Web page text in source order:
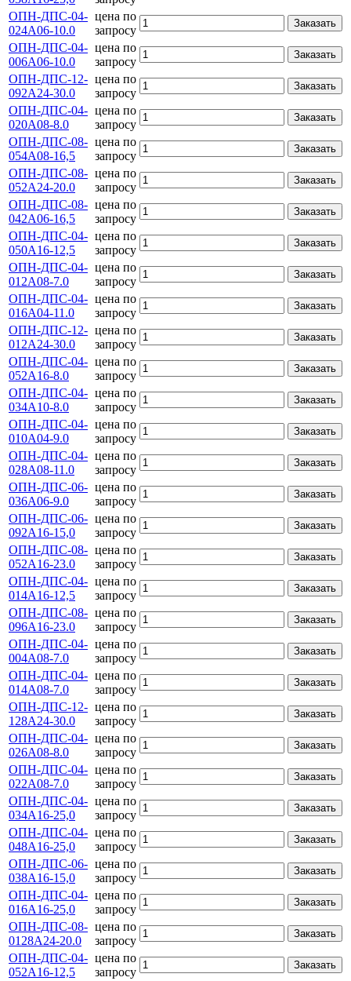
ОПН-ДПС-04-
024А06-10.0
цена по
запросу
Заказать
ОПН-ДПС-04-
006А06-10.0
цена по
запросу
Заказать
ОПН-ДПС-12-
092А24-30.0
цена по
запросу
Заказать
ОПН-ДПС-04-
020А08-8.0
цена по
запросу
Заказать
ОПН-ДПС-08-
054А08-16,5
цена по
запросу
Заказать
ОПН-ДПС-08-
052А24-20.0
цена по
запросу
Заказать
ОПН-ДПС-08-
042А06-16,5
цена по
запросу
Заказать
ОПН-ДПС-04-
050А16-12,5
цена по
запросу
Заказать
ОПН-ДПС-04-
012А08-7.0
цена по
запросу
Заказать
ОПН-ДПС-04-
016А04-11.0
цена по
запросу
Заказать
ОПН-ДПС-12-
012А24-30.0
цена по
запросу
Заказать
ОПН-ДПС-04-
052А16-8.0
цена по
запросу
Заказать
ОПН-ДПС-04-
034А10-8.0
цена по
запросу
Заказать
ОПН-ДПС-04-
010А04-9.0
цена по
запросу
Заказать
ОПН-ДПС-04-
028А08-11.0
цена по
запросу
Заказать
ОПН-ДПС-06-
036А06-9.0
цена по
запросу
Заказать
ОПН-ДПС-06-
092А16-15,0
цена по
запросу
Заказать
ОПН-ДПС-08-
052А16-23.0
цена по
запросу
Заказать
ОПН-ДПС-04-
014А16-12,5
цена по
запросу
Заказать
ОПН-ДПС-08-
096А16-23.0
цена по
запросу
Заказать
ОПН-ДПС-04-
004А08-7.0
цена по
запросу
Заказать
ОПН-ДПС-04-
014А08-7.0
цена по
запросу
Заказать
ОПН-ДПС-12-
128А24-30.0
цена по
запросу
Заказать
ОПН-ДПС-04-
026А08-8.0
цена по
запросу
Заказать
ОПН-ДПС-04-
022А08-7.0
цена по
запросу
Заказать
ОПН-ДПС-04-
034А16-25,0
цена по
запросу
Заказать
ОПН-ДПС-04-
048А16-25,0
цена по
запросу
Заказать
ОПН-ДПС-06-
038А16-15,0
цена по
запросу
Заказать
ОПН-ДПС-04-
016А16-25,0
цена по
запросу
Заказать
ОПН-ДПС-08-
0128А24-20.0
цена по
запросу
Заказать
ОПН-ДПС-04-
052А16-12,5
цена по
запросу
Заказать